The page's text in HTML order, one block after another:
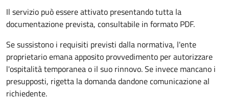
Il servizio può essere attivato presentando tutta la
documentazione prevista, consultabile in formato PDF.
Se sussistono i requisiti previsti dalla normativa, l'ente
proprietario emana apposito provvedimento per autorizzare
l'ospitalità temporanea o il suo rinnovo. Se invece mancano i
presupposti, rigetta la domanda dandone comunicazione al
richiedente.